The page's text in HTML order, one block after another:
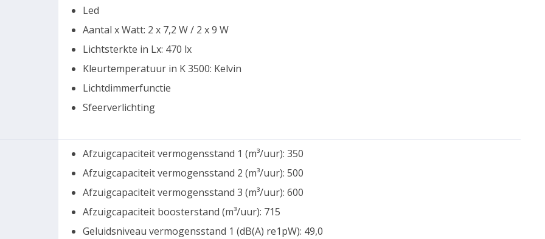
Led
Aantal x Watt: 2 x 7,2 W / 2 x 9 W
Lichtsterkte in Lx: 470 lx
Kleurtemperatuur in K 3500: Kelvin
Lichtdimmerfunctie
Sfeerverlichting
Afzuigcapaciteit vermogensstand 1 (m³/uur): 350
Afzuigcapaciteit vermogensstand 2 (m³/uur): 500
Afzuigcapaciteit vermogensstand 3 (m³/uur): 600
Afzuigcapaciteit boosterstand (m³/uur): 715
Geluidsniveau vermogensstand 1 (dB(A) re1pW): 49,0